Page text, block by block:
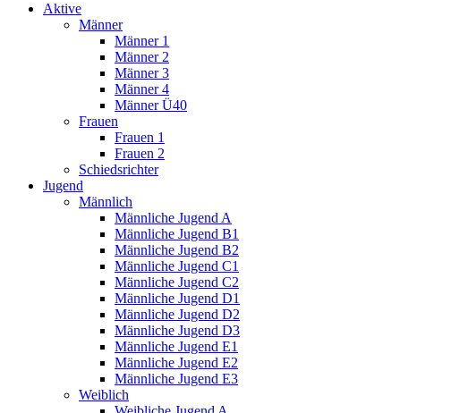
Aktive
Männer
Männer 1
Männer 2
Männer 3
Männer 4
Männer Ü40
Frauen
Frauen 1
Frauen 2
Schiedsrichter
Jugend
Männlich
Männliche Jugend A
Männliche Jugend B1
Männliche Jugend B2
Männliche Jugend C1
Männliche Jugend C2
Männliche Jugend D1
Männliche Jugend D2
Männliche Jugend D3
Männliche Jugend E1
Männliche Jugend E2
Männliche Jugend E3
Weiblich